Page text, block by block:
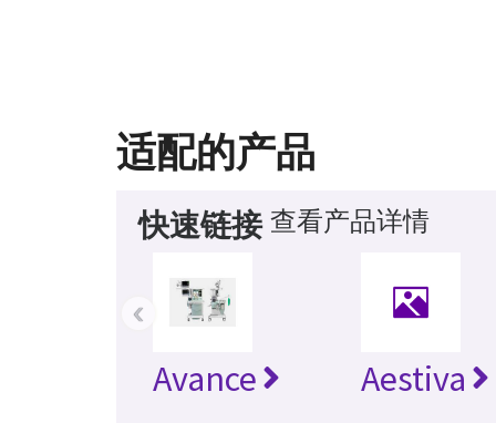
适配的产品
快速链接 查看产品详情
Avance Aestiva
‹